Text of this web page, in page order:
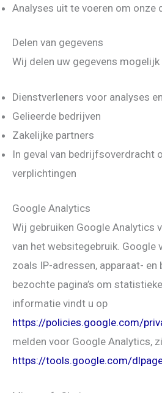
Analyses uit te voeren om onze
Delen van gegevens
Wij delen uw gegevens mogelijk
Dienstverleners voor analyses
Gelieerde bedrijven
Zakelijke partners
In geval van bedrijfsoverdracht
verplichtingen
Google Analytics
Wij gebruiken Google Analytics
van het websitegebruik. Google
zoals IP-adressen, apparaat-
bezochte pagina’s om
informatie vindt u op
https://policies.google.com/
melden voor Google Analytics,
https://tools.google.com/